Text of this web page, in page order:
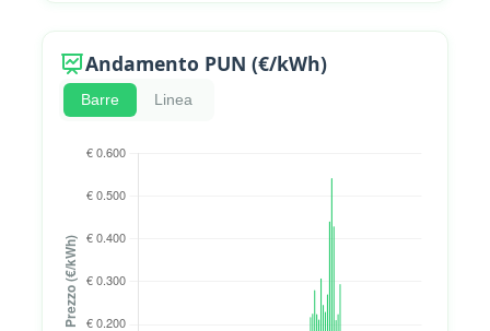
Andamento PUN (€/kWh)
Barre Linea